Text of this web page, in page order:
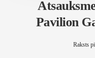
Pavilion
Raksts